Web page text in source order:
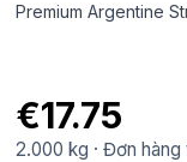
Premium Argentine
€17.75
2.000 kg ·Đơn hàng